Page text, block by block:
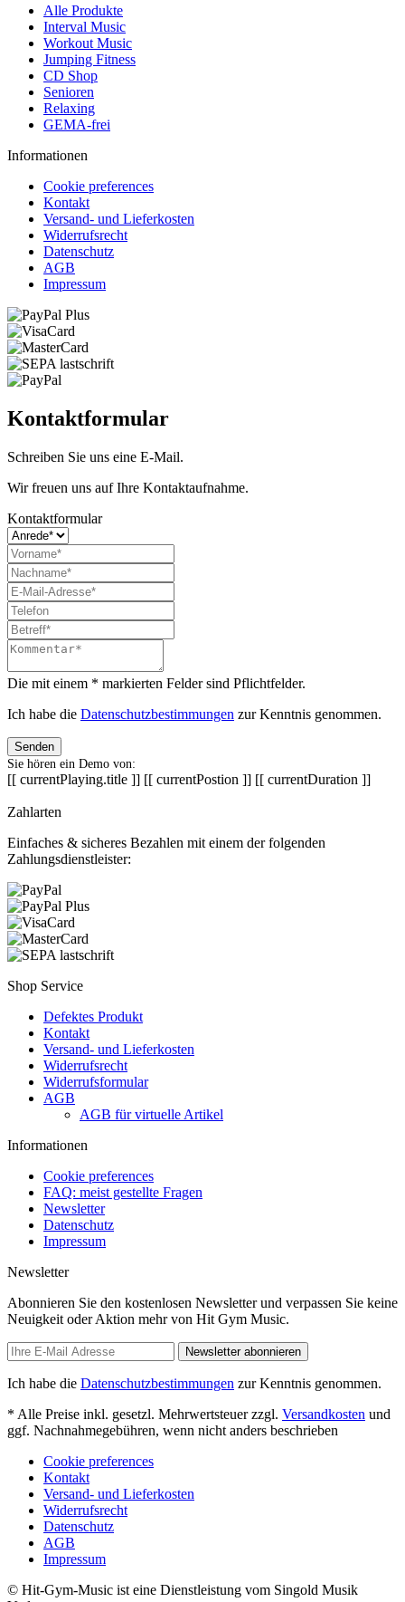
Alle Produkte
Interval Music
Workout Music
Jumping Fitness
CD Shop
Senioren
Relaxing
GEMA-frei
Informationen
Cookie preferences
Kontakt
Versand- und Lieferkosten
Widerrufsrecht
Datenschutz
AGB
Impressum
Kontaktformular
Schreiben Sie uns eine E-Mail.
Wir freuen uns auf Ihre Kontaktaufnahme.
Kontaktformular
Die mit einem * markierten Felder sind Pflichtfelder.
Ich habe die Datenschutzbestimmungen zur Kenntnis genommen.
Senden
Sie hören ein Demo von:
[[ currentPlaying.title ]] [[ currentPostion ]] [[ currentDuration ]]
Zahlarten
Einfaches & sicheres Bezahlen mit einem der folgenden
Zahlungsdienstleister:
Shop Service
Defektes Produkt
Kontakt
Versand- und Lieferkosten
Widerrufsrecht
Widerrufsformular
AGB
AGB für virtuelle Artikel
Informationen
Cookie preferences
FAQ: meist gestellte Fragen
Newsletter
Datenschutz
Impressum
Newsletter
Abonnieren Sie den kostenlosen Newsletter und verpassen Sie keine
Neuigkeit oder Aktion mehr von Hit Gym Music.
Newsletter abonnieren
Ich habe die Datenschutzbestimmungen zur Kenntnis genommen.
* Alle Preise inkl. gesetzl. Mehrwertsteuer zzgl. Versandkosten und
ggf. Nachnahmegebühren, wenn nicht anders beschrieben
Cookie preferences
Kontakt
Versand- und Lieferkosten
Widerrufsrecht
Datenschutz
AGB
Impressum
© Hit-Gym-Music ist eine Dienstleistung vom Singold Musik